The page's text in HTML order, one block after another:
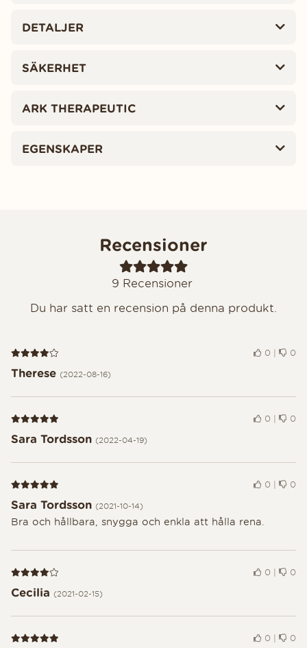
DETALJER
SÄKERHET
ARK THERAPEUTIC
EGENSKAPER
Recensioner
9 Recensioner
Du har satt en recension på denna produkt.
Recension 4 av 5 0 0
Therese (2022-08-16)
Recension 5 av 5 0 0
Sara Tordsson (2022-04-19)
Recension 5 av 5 0 0
Sara Tordsson (2021-10-14)
Bra och hållbara, snygga och enkla att hålla rena.
Recension 4 av 5 0 0
Cecilia (2021-02-15)
Recension 5 av 5 0 0